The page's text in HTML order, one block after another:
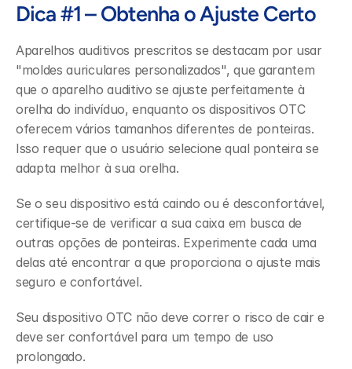
Dica #1 – Obtenha o Ajuste Certo
Aparelhos auditivos prescritos se destacam por usar
"moldes auriculares personalizados", que garantem
que o aparelho auditivo se ajuste perfeitamente à
orelha do indivíduo, enquanto os dispositivos OTC
oferecem vários tamanhos diferentes de ponteiras.
Isso requer que o usuário selecione qual ponteira se
adapta melhor à sua orelha.
Se o seu dispositivo está caindo ou é desconfortável,
certifique-se de verificar a sua caixa em busca de
outras opções de ponteiras. Experimente cada uma
delas até encontrar a que proporciona o ajuste mais
seguro e confortável.
Seu dispositivo OTC não deve correr o risco de cair e
deve ser confortável para um tempo de uso
prolongado.